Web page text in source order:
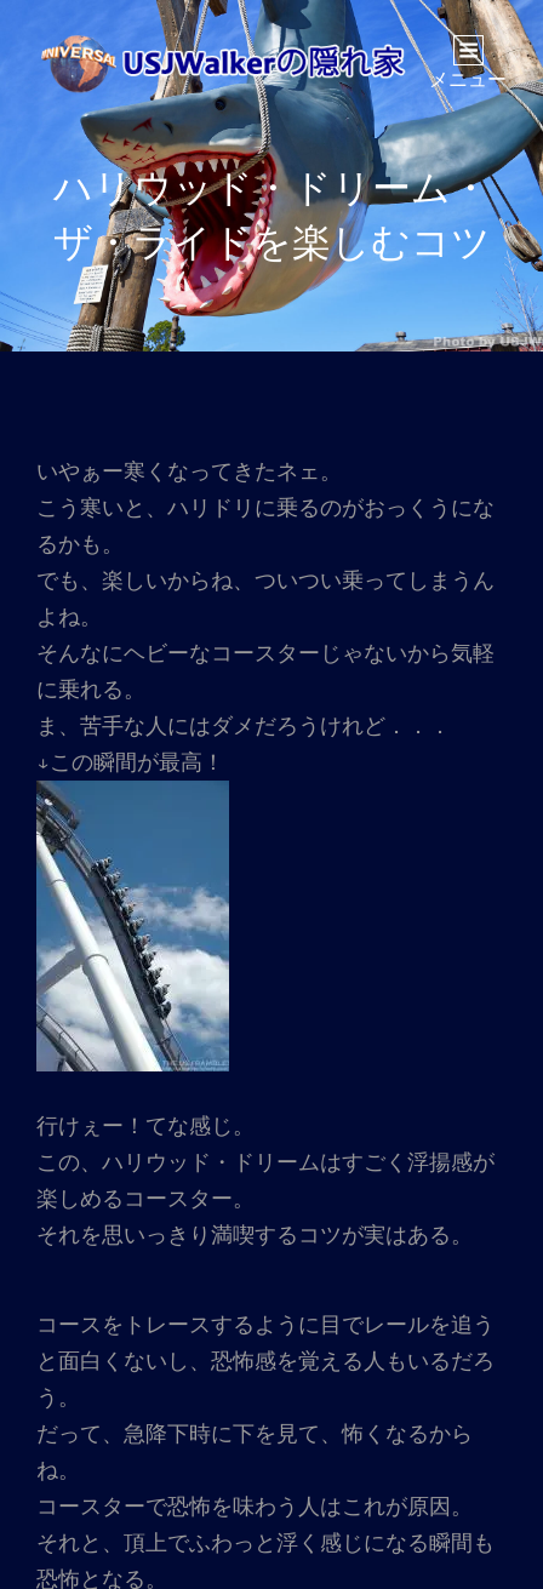
メニュー
ハリウッド・ドリーム・
ザ・ライドを楽しむコツ
いやぁー寒くなってきたネェ。
こう寒いと、ハリドリに乗るのがおっくうにな
るかも。
でも、楽しいからね、ついつい乗ってしまうん
よね。
そんなにヘビーなコースターじゃないから気軽
に乗れる。
ま、苦手な人にはダメだろうけれど．．．
↓この瞬間が最高！
行けぇー！てな感じ。
この、ハリウッド・ドリームはすごく浮揚感が
楽しめるコースター。
それを思いっきり満喫するコツが実はある。
コースをトレースするように目でレールを追う
と面白くないし、恐怖感を覚える人もいるだろ
う。
だって、急降下時に下を見て、怖くなるから
ね。
コースターで恐怖を味わう人はこれが原因。
それと、頂上でふわっと浮く感じになる瞬間も
恐怖となる。